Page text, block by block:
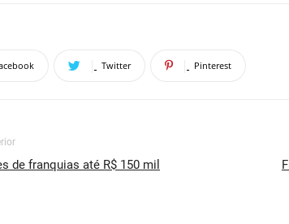
Twitter Pinterest
de franquias até R$ 150 mil